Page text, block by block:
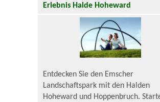
Erlebnis Halde Hoheward
Entdecken Sie den Emscher
Landschaftspark mit den Halden
Hoheward und Hoppenbruch.